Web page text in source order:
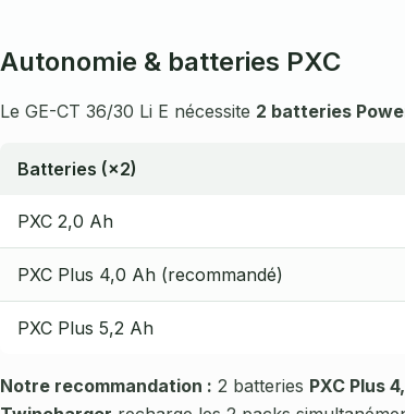
Autonomie & batteries PXC
Le GE-CT 36/30 Li E nécessite 2 batteries
Batteries (×2)
PXC 2,0 Ah
PXC Plus 4,0 Ah (recommandé)
PXC Plus 5,2 Ah
Notre recommandation : 2 batteries PXC Plus